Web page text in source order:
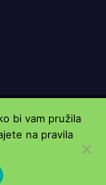
byThemeansar.
bi vam pružila
na pravila